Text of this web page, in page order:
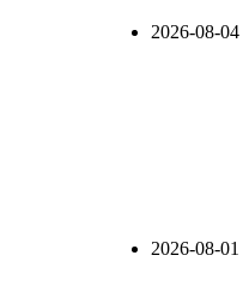
2026-08-04
2026-08-01